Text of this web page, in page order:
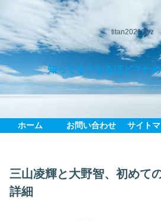
titan2021.xyz
知ってる？なるほど？た
ホーム お問い合わせ サイト
三山凌輝と大野智、初めて
詳細